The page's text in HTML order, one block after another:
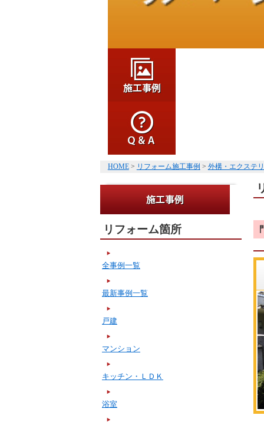
HOME> リフォーム施工事例 > 外構・エクステ
リフォーム箇所
全事例一覧
最新事例一覧
戸建
マンション
キッチン・ＬＤＫ
浴室